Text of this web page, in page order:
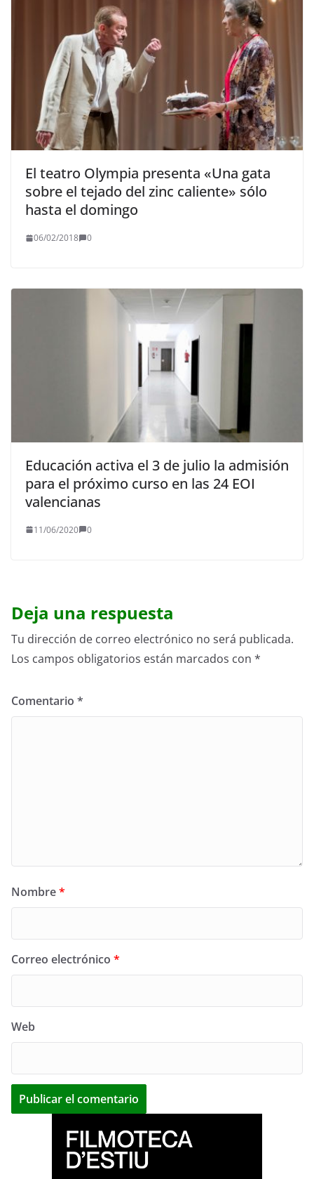
El teatro Olympia presenta «Una gata
sobre el tejado del zinc caliente» sólo
hasta el domingo
06/02/2018 0
Educación activa el 3 de julio la admisión
para el próximo curso en las 24 EOI
valencianas
11/06/2020 0
Deja una respuesta
Tu dirección de correo electrónico no será publicada.
Los campos obligatorios están marcados con *
Comentario *
Nombre*
Correo electrónico *
Web